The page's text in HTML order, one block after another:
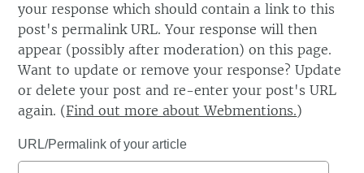
your response which should contain a link to this
post's permalink URL. Your response will then
appear (possibly after moderation) on this page.
Want to update or remove your response? Update
or delete your post and re-enter your post's URL
again. (Find out more about Webmentions.)
URL/Permalink of your article